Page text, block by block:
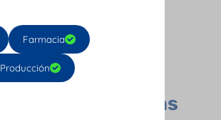
Todas las
Categorías
Farmacia
Producción